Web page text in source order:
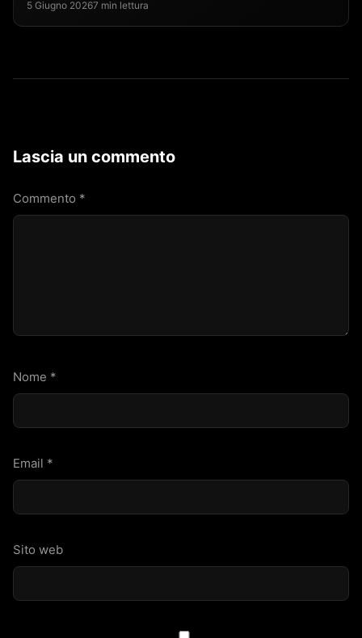
5 Giugno 20267 min lettura
Lascia un commento
Commento *
Nome *
Email *
Sito web